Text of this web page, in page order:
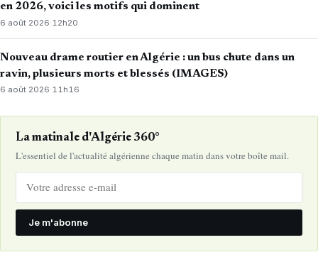
en 2026, voici les motifs qui dominent
6 août 2026·12h20
Nouveau drame routier en Algérie : un bus chute dans un
ravin, plusieurs morts et blessés (IMAGES)
6 août 2026·11h16
La matinale d'Algérie 360°
L'essentiel de l'actualité algérienne chaque matin dans votre boîte mail.
Je m'abonne